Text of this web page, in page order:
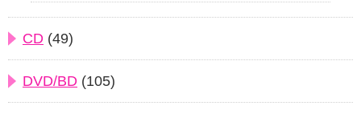
CD (49)
DVD/BD (105)